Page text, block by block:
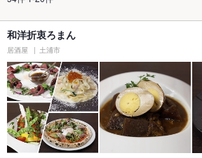
和洋折衷ろまん
居酒屋 土浦市